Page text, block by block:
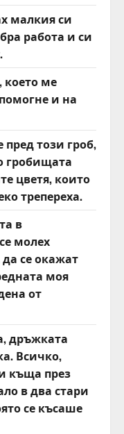
малкия си
работа и си
което ме
и на
този гроб,
гробищата
цветя, които
трепереха.
в
молех
се окажат
моя
от
дръжката
Всичко,
къща през
в два стари
се късаше